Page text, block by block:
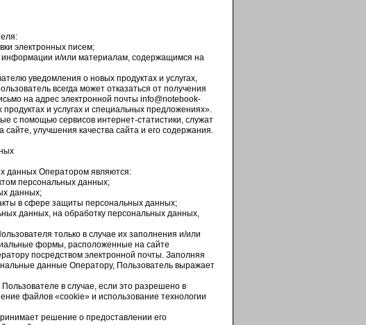
электронных писем;
информации и/или материалам, содержащимся на
уведомления о новых продуктах и услугах,
всегда может отказаться от получения
на адрес электронной почты info@notebook-
и услугах и специальных предложениях».
с помощью сервисов интернет-статистики, служат
улучшения качества сайта и его содержания.
данных Оператором являются:
персональных данных;
данных;
в сфере защиты персональных данных;
данных, на обработку персональных данных,
только в случае их заполнения и/или
формы, расположенные на сайте
посредством электронной почты. Заполняя
данные Оператору, Пользователь выражает
в случае, если это разрешено в
файлов «cookie» и использование технологии
решение о предоставлении его